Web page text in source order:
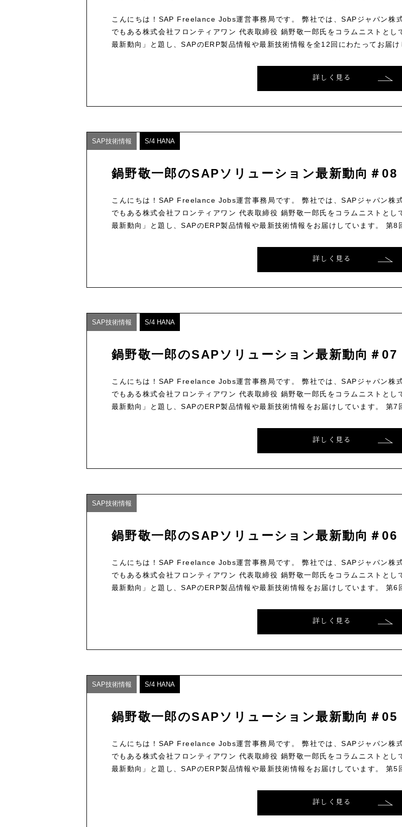
こんにちは！SAP Freelance Jobs運営事務局です。 弊社では、SAPジャパン株
でもある株式会社フロンティアワン 代表取締役 鍋野敬一郎氏をコラムニストとし
最新動向」と題し、SAPのERP製品情報や最新技術情報を全12回にわたってお届け
詳しく見る
SAP技術情報
S/4 HANA
鍋野敬一郎のSAPソリューション最新動向＃08
こんにちは！SAP Freelance Jobs運営事務局です。 弊社では、SAPジャパン株
でもある株式会社フロンティアワン 代表取締役 鍋野敬一郎氏をコラムニストとし
最新動向」と題し、SAPのERP製品情報や最新技術情報をお届けしています。 第8
詳しく見る
SAP技術情報
S/4 HANA
鍋野敬一郎のSAPソリューション最新動向＃07
こんにちは！SAP Freelance Jobs運営事務局です。 弊社では、SAPジャパン株
でもある株式会社フロンティアワン 代表取締役 鍋野敬一郎氏をコラムニストとし
最新動向」と題し、SAPのERP製品情報や最新技術情報をお届けしています。 第7
詳しく見る
SAP技術情報
鍋野敬一郎のSAPソリューション最新動向＃06
こんにちは！SAP Freelance Jobs運営事務局です。 弊社では、SAPジャパン株
でもある株式会社フロンティアワン 代表取締役 鍋野敬一郎氏をコラムニストとし
最新動向」と題し、SAPのERP製品情報や最新技術情報をお届けしています。 第6
詳しく見る
SAP技術情報
S/4 HANA
鍋野敬一郎のSAPソリューション最新動向＃05
こんにちは！SAP Freelance Jobs運営事務局です。 弊社では、SAPジャパン株
でもある株式会社フロンティアワン 代表取締役 鍋野敬一郎氏をコラムニストとし
最新動向」と題し、SAPのERP製品情報や最新技術情報をお届けしています。 第5
詳しく見る